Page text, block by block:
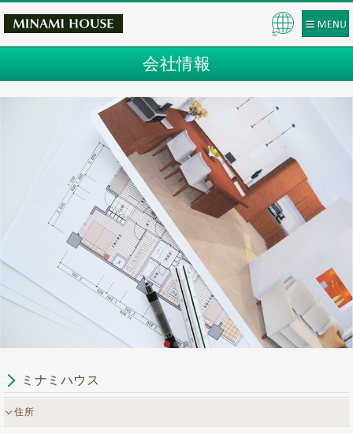
Pow
会社情報
ミナミハウス
住所